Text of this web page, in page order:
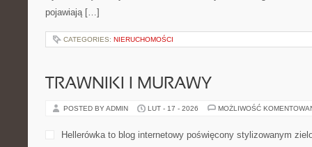
MARKI PREMIUM I LUKSUSOWE
Landworld to centrum
kierowcach marek brandu
ogarniać utrzymanie wozu